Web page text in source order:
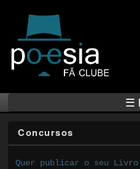
☰
Concursos
Quer publicar o seu Livro